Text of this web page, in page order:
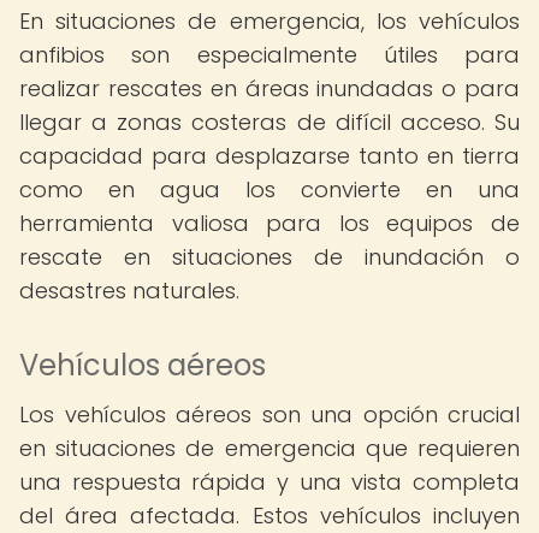
En situaciones de emergencia, los vehículos
anfibios son especialmente útiles para
realizar rescates en áreas inundadas o para
llegar a zonas costeras de difícil acceso. Su
capacidad para desplazarse tanto en tierra
como en agua los convierte en una
herramienta valiosa para los equipos de
rescate en situaciones de inundación o
desastres naturales.
Vehículos aéreos
Los vehículos aéreos son una opción crucial
en situaciones de emergencia que requieren
una respuesta rápida y una vista completa
del área afectada. Estos vehículos incluyen